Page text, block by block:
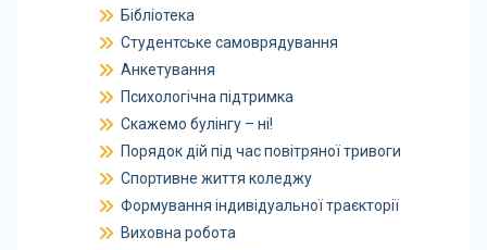
Бібліотека
Студентське самоврядування
Анкетування
Психологічна підтримка
Скажемо булінгу – ні!
Порядок дій під час повітряної тривоги
Спортивне життя коледжу
Формування індивідуальної траєкторії
Виховна робота